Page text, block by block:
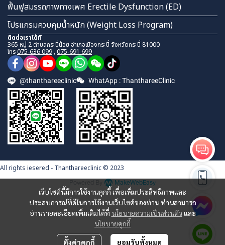
เว็บไซต์นี้มีการใช้งานคุกกี้ เพื่อเพิ่มประสิทธิภาพและ
ประสบการณ์ที่ดีในการใช้งานเว็บไซต์ของท่าน ท่านสามารถ
อ่านรายละเอียดเพิ่มเติมได้ที่ นโยบายความเป็นส่วนตัว และ
นโยบายคุกกี้
ตั้งค่าคุกกี้ ยอมรับทั้งหมด
ฟื้นฟูสมรรถภาพทางเพศ Erectile Dysfunction (ED)
โปรแกรมควบคุมน้ำหนัก (Weight Loss Program)
ติดต่อเราได้ที่
365 หมู่ 2 ตำบลกระบี่น้อย อำเภอเมืองกระบี่ จังหวัดกระบี่ 81000
โทร075-636 099,075-691 699
@thanthareeclinic WhatApp : ThanthareeClinic
All rights iesered - Thanthareeclinic © 2023
MakeWebEasy